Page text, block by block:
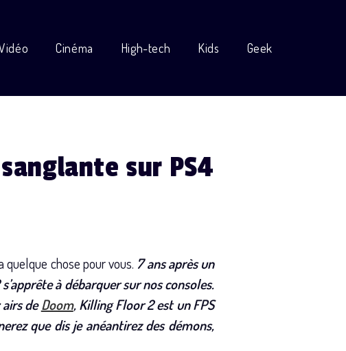
Cinéma High-tech Kids Geek
sur PS4
quelque chose pour vous. 7 ans après un
à débarquer sur nos consoles.
airs deDoom, Killing Floor 2 est un FPS
que dis je anéantirez des démons,